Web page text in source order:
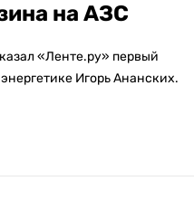
на АЗС
«Ленте.ру» первый
Игорь Ананских.